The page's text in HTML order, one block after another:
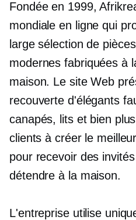
Fondée en 1999,
mondiale en ligne qui
large sélection de
modernes fabriquées à
maison. Le site Web
recouverte d'élégants
canapés, lits et bien
clients à créer le
pour recevoir des
détendre à la maison.
L'entreprise utilise